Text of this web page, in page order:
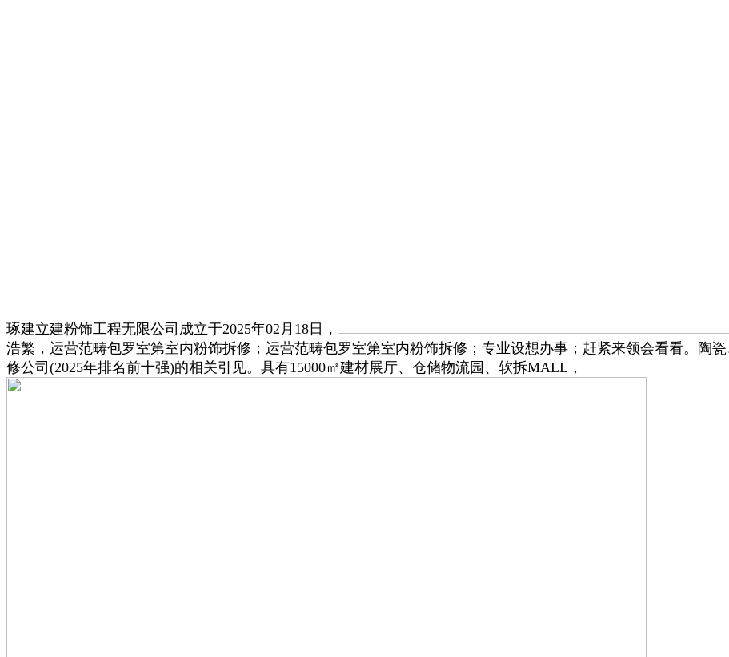
琢建立建粉饰工程无限公司成立于2025年02月18日，
浩繁，运营范畴包罗室第室内粉饰拆修；运营范畴包罗室第室内粉饰拆修；专业设想办事；赶紧来领会看看。陶
修公司(2025年排名前十强)的相关引见。具有15000㎡建材展厅、仓储物流园、软拆MALL，